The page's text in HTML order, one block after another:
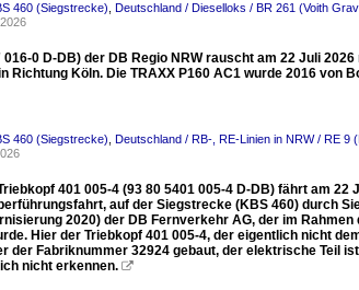
460 (Siegstrecke) Deutschland / Dieselloks / BR 261 (Voith
016-0 D-DB) der DB Regio NRW rauscht am 22 Juli
Richtung Köln. Die TRAXX P160 AC1 wurde 2016 von
460 (Siegstrecke) Deutschland / RB-, RE-Linien in NRW / RE 9
401 005-4 (93 80 5401 005-4 D-DB) fährt am 22
auf der Siegstrecke (KBS 460) durch
2020) der DB Fernverkehr AG, der im
Hier der Triebkopf 401 005-4, der eigentlich nicht
der Fabriknummer 32924 gebaut, der elektrische Teil
nicht erkennen. 